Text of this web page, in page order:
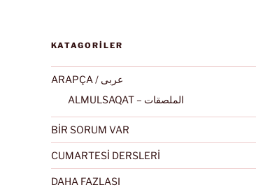
KATAGORİLER
ARAPÇA / عربى
ALMULSAQAT – الملصقات
BİR SORUM VAR
CUMARTESİ DERSLERİ
DAHA FAZLASI